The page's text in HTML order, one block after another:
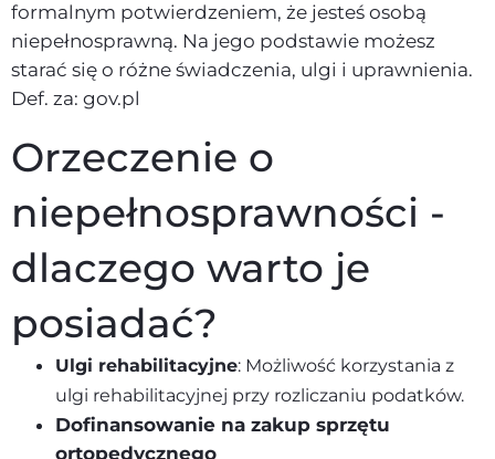
formalnym potwierdzeniem, że jesteś osobą
niepełnosprawną. Na jego podstawie możesz
starać się o różne świadczenia, ulgi i uprawnienia.
Def. za: gov.pl
Orzeczenie o
niepełnosprawności -
dlaczego warto je
posiadać?
Ulgi rehabilitacyjne: Możliwość korzystania z
ulgi rehabilitacyjnej przy rozliczaniu podatków.
Dofinansowanie na zakup sprzętu
ortopedycznego